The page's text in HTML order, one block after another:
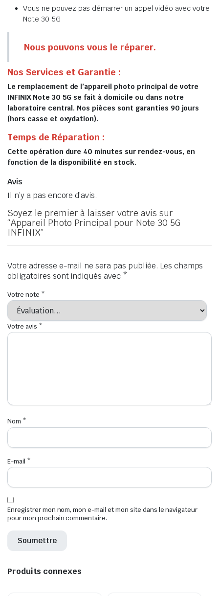
Vous ne pouvez pas démarrer un appel vidéo avec votre
Note 30 5G
Nous pouvons vous le réparer.
Nos Services et Garantie :
Le remplacement de l’appareil photo principal de votre
INFINIX Note 30 5G se fait à domicile ou dans notre
laboratoire central. Nos pièces sont garanties 90 jours
(hors casse et oxydation).
Temps de Réparation :
Cette opération dure 40 minutes sur rendez-vous, en
fonction de la disponibilité en stock.
Avis
Il n’y a pas encore d’avis.
Soyez le premier à laisser votre avis sur
“Appareil Photo Principal pour Note 30 5G
INFINIX”
Votre adresse e-mail ne sera pas publiée. Les champs
obligatoires sont indiqués avec *
Votre note *
Votre avis *
Nom *
E-mail *
Enregistrer mon nom, mon e-mail et mon site dans le navigateur
pour mon prochain commentaire.
Produits connexes